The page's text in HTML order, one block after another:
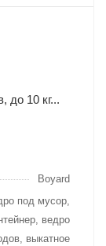
до 10 кг...
Boyard
под мусор,
ведро
выкатное